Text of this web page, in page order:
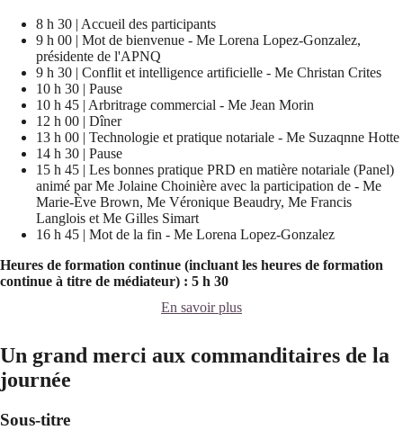
8 h 30 | Accueil des participants
9 h 00 | Mot de bienvenue - Me Lorena Lopez-Gonzalez,
présidente de l'APNQ
9 h 30 | Conflit et intelligence artificielle - Me Christan Crites
10 h 30 | Pause
10 h 45 | Arbritrage commercial - Me Jean Morin
12 h 00 | Dîner
13 h 00 | Technologie et pratique notariale - Me Suzaqnne Hotte
14 h 30 | Pause
15 h 45 | Les bonnes pratique PRD en matière notariale (Panel)
animé par Me Jolaine Choinière avec la participation de - Me
Marie-Ève Brown, Me Véronique Beaudry, Me Francis
Langlois et Me Gilles Simart
16 h 45 | Mot de la fin - Me Lorena Lopez-Gonzalez
Heures de formation continue (incluant les heures de formation
continue à titre de médiateur) : 5 h 30
En savoir plus
Un grand merci aux commanditaires de la
journée
Sous-titre